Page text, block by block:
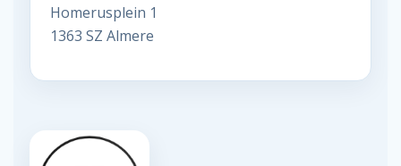
Homerusplein 1
1363 SZ Almere